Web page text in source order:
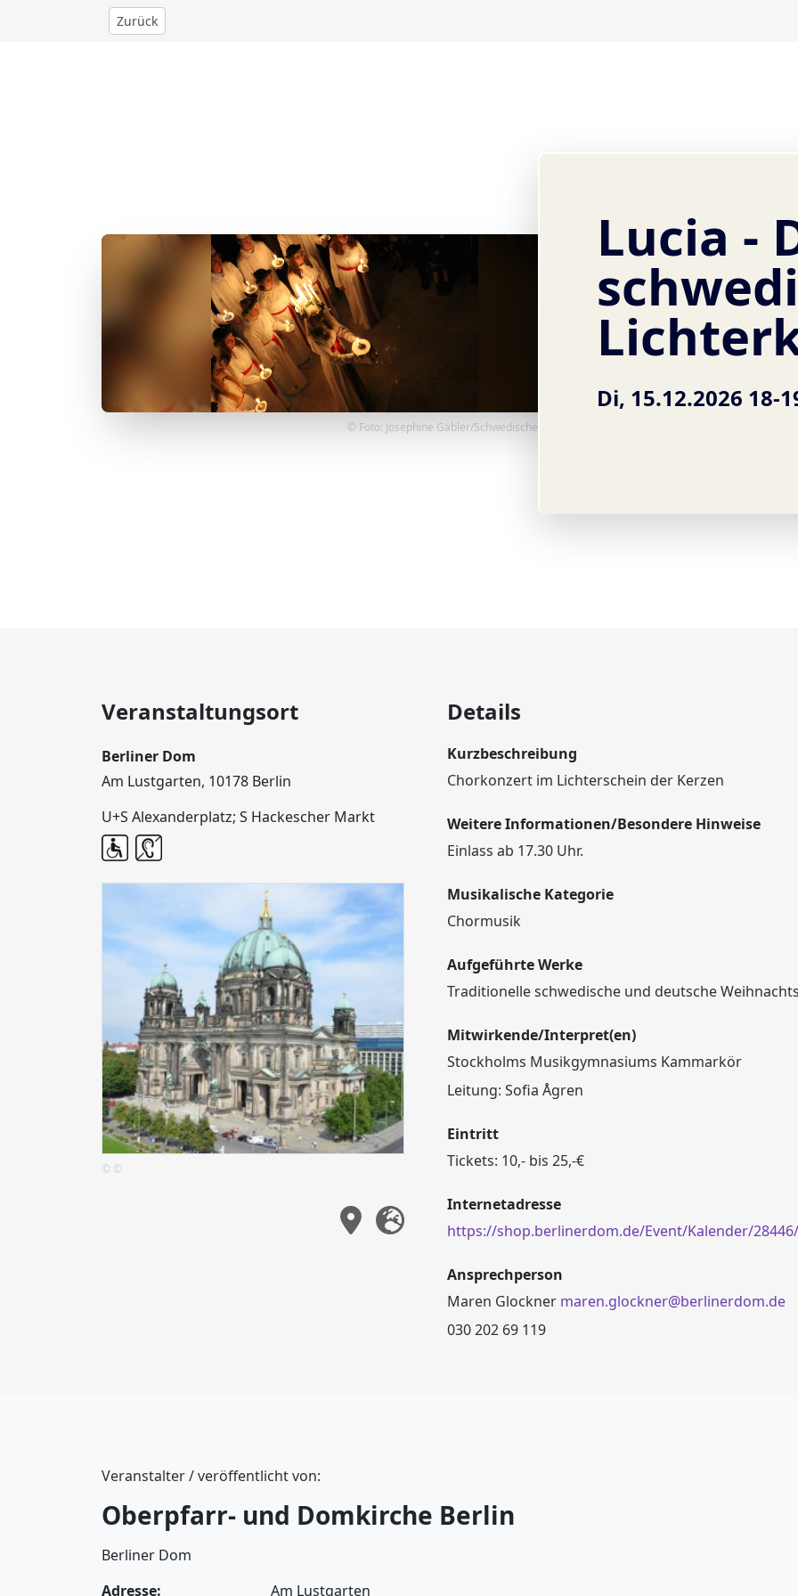
Zurück
© Foto: Josephine Gäbler/Schwedische Botschaft
Lucia -
Di, 15.12.2026 18-
Veranstaltungsort
Berliner Dom
Am Lustgarten, 10178 Berlin
U+S Alexanderplatz; S Hackescher Markt
© ©
Details
Kurzbeschreibung
Chorkonzert im Lichterschein der Kerzen
Weitere Informationen/Besondere Hinweise
Einlass ab 17.30 Uhr.
Musikalische Kategorie
Chormusik
Aufgeführte Werke
Traditionelle schwedische und deutsche
Mitwirkende/Interpret(en)
Stockholms Musikgymnasiums Kammarkör
Leitung: Sofia Ågren
Eintritt
Tickets: 10,- bis 25,-€
Internetadresse
https://shop.berlinerdom.de/Event/Kalender/
Ansprechperson
Maren Glockner maren.glockner@berlinerdom.de
030 202 69 119
Veranstalter / veröffentlicht von:
Oberpfarr- und Domkirche Berlin
Berliner Dom
Adresse:
Am Lustgarten